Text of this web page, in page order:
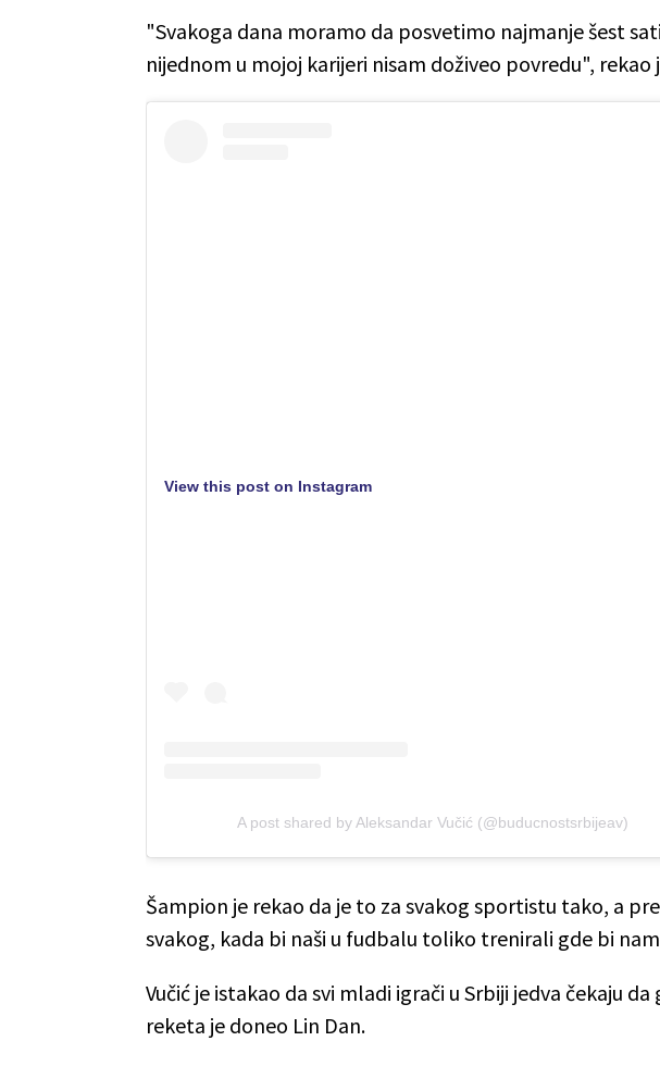
"Svakoga dana moramo da posvetimo najmanje šest
nijednom u mojoj karijeri nisam doživeo povredu", rekao
View this post on Instagram
A post shared by Aleksandar Vučić (@buducnostsrbijeav)
Šampion je rekao da je to za svakog sportistu tako, a
svakog, kada bi naši u fudbalu toliko trenirali gde bi
Vučić je istakao da svi mladi igrači u Srbiji jedva čekaju
reketa je doneo Lin Dan.